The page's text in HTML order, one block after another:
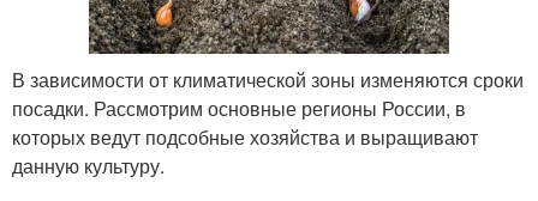
В зависимости от климатической зоны изменяются сроки
посадки. Рассмотрим основные регионы России, в
которых ведут подсобные хозяйства и выращивают
данную культуру.